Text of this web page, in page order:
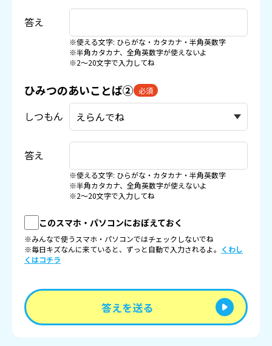
答え
※使える文字: ひらがな・カタカナ・半角英数字
※半角カタカナ、全角英数字が使えないよ
※2〜20文字で入力してね
ひみつのあいことば② 必須
しつもん
答え
※使える文字: ひらがな・カタカナ・半角英数字
※半角カタカナ、全角英数字が使えないよ
※2〜20文字で入力してね
このスマホ・パソコンにおぼえておく
※みんなで使うスマホ・パソコンではチェックしないでね
※毎日キズなんに来ていると、ずっと自動で入力されるよ。 くわし
くはコチラ
答えを送る